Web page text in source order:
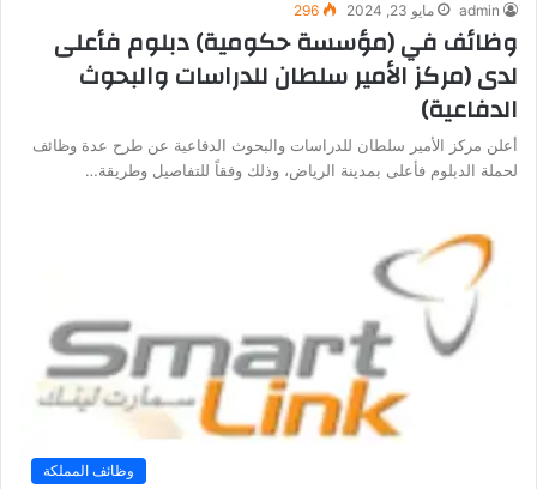
admin مايو 23, 2024 296
وظائف في (مؤسسة حكومية) دبلوم فأعلى
لدى (مركز الأمير سلطان للدراسات والبحوث
الدفاعية)
أعلن مركز الأمير سلطان للدراسات والبحوث الدفاعية عن طرح عدة وظائف
لحملة الدبلوم فأعلى بمدينة الرياض، وذلك وفقاً للتفاصيل وطريقة…
وظائف المملكة